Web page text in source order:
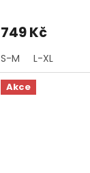
749 Kč
S-M L-XL
Akce